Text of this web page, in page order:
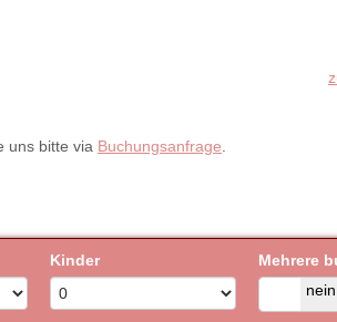
uns bitte via Buchungsanfrage
Kinder
Mehrere
nein